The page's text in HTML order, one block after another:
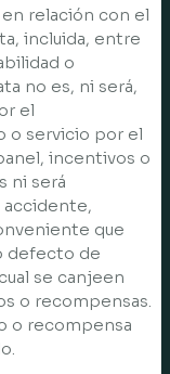
relación con el
incluida, entre
o
no es, ni será,
el
o servicio por el
incentivos o
ni será
accidente,
que
defecto de
se canjeen
o recompensas.
o recompensa